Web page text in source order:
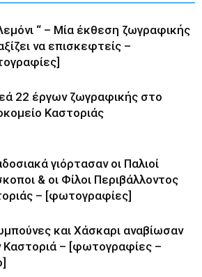
“ – Μία έκθεση ζωγραφικής
να επισκεφτείς –
22 έργων ζωγραφικής στο
Καστοριάς
γιόρτασαν οι Παλιοί
& οι Φίλοι Περιβάλλοντος
– [φωτογραφίες]
και Χάσκαρι αναβίωσαν
Καστοριά – [φωτογραφίες –